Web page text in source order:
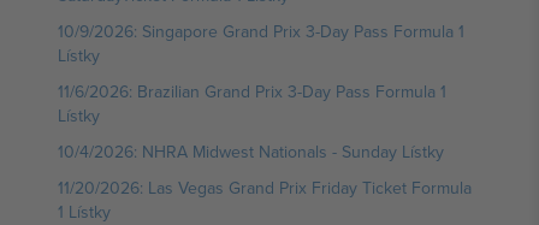
10/9/2026: Singapore Grand Prix 3-Day Pass Formula 1
Lístky
11/6/2026: Brazilian Grand Prix 3-Day Pass Formula 1
Lístky
10/4/2026: NHRA Midwest Nationals - Sunday Lístky
11/20/2026: Las Vegas Grand Prix Friday Ticket Formula
1 Lístky